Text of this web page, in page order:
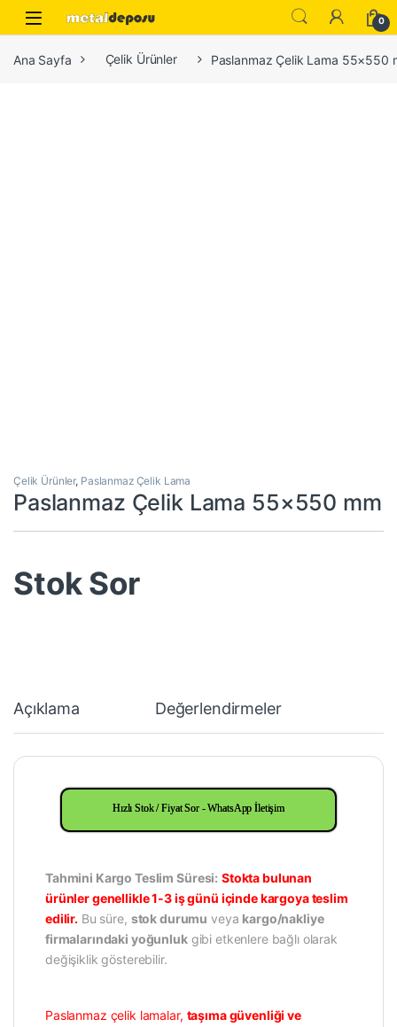
Skip to navigation
Skip to content
0
Ana Sayfa Çelik Ürünler Paslanmaz Çelik Lama 55×550
Çelik Ürünler, Paslanmaz Çelik Lama
Paslanmaz Çelik Lama 55×550 mm
Stok Sor
Açıklama Değerlendirmeler
Hızlı Stok / Fiyat Sor - WhatsApp İletişim
Tahmini Kargo Teslim Süresi: Stokta bulunan
ürünler genellikle 1-3 iş günü içinde kargoya teslim
edilir. Bu süre, stok durumu veya kargo/nakliye
firmalarındaki yoğunlukgibi etkenlere bağlı olarak
değişiklik gösterebilir.
Paslanmaz çelik lamalar, taşıma güvenliği ve